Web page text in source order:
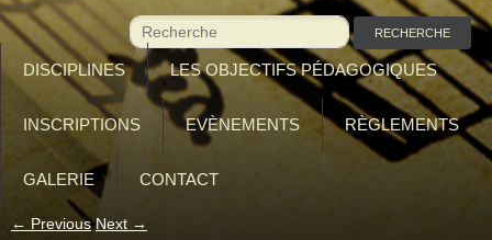
DISCIPLINES LES OBJECTIFS PÉDAGOGIQUES
INSCRIPTIONS EVÈNEMENTS RÈGLEMENTS
GALERIE CONTACT
← Previous Next →